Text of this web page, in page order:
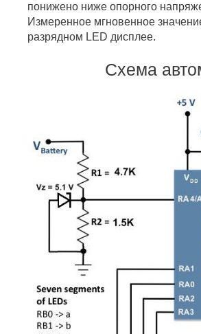
понижено ниже опорного
Измеренное мгновенное
разрядном LED дисплее.
Схема